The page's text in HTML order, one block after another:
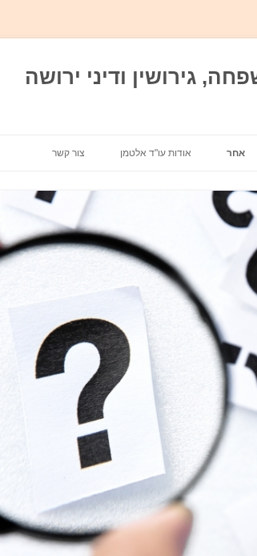
גירושין ודיני ירושה
אחר
אפוטרופסות וכשרות
מתנות בדיני משפחה
אודות עו"ד אלטמן צור קשר